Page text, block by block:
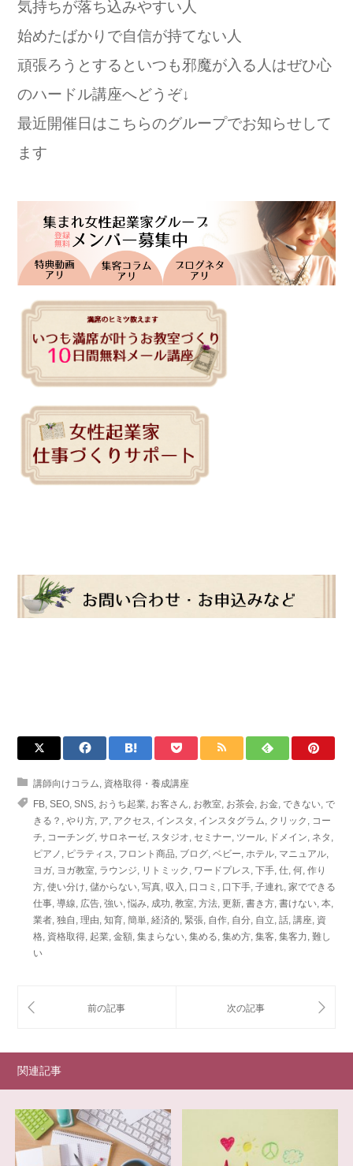
気持ちが落ち込みやすい人
始めたばかりで自信が持てない人
頑張ろうとするといつも邪魔が入る人はぜひ心
のハードル講座へどうぞ↓
最近開催日はこちらのグループでお知らせして
ます
講師向けコラム, 資格取得・養成講座
FB, SEO, SNS, おうち起業, お客さん, お教室, お茶会, お金, できない, で
きる？ , やり方, ア, アクセス, インスタ , インスタグラム, クリック , コー
チ, コーチング, サロネーゼ, スタジオ, セミナー, ツール, ドメイン, ネタ ,
ピアノ , ピラティス, フロント商品, ブログ, ベビー, ホテル, マニュアル,
ヨガ, ヨガ教室, ラウンジ, リトミック , ワードプレス, 下手, 仕, 何, 作り
方, 使い分け, 儲からない, 写真, 収入 , 口コミ , 口下手, 子連れ, 家でできる
仕事, 導線, 広告, 強い, 悩み, 成功, 教室, 方法, 更新, 書き方, 書けない, 本,
業者, 独自 , 理由, 知育, 簡単, 経済的, 緊張, 自作, 自分, 自立, 話, 講座, 資
格, 資格取得, 起業, 金額, 集まらない, 集める, 集め方, 集客, 集客力, 難し
い
関連記事